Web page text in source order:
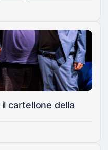
il cartellone della